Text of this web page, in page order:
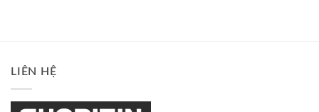
LIÊN HỆ